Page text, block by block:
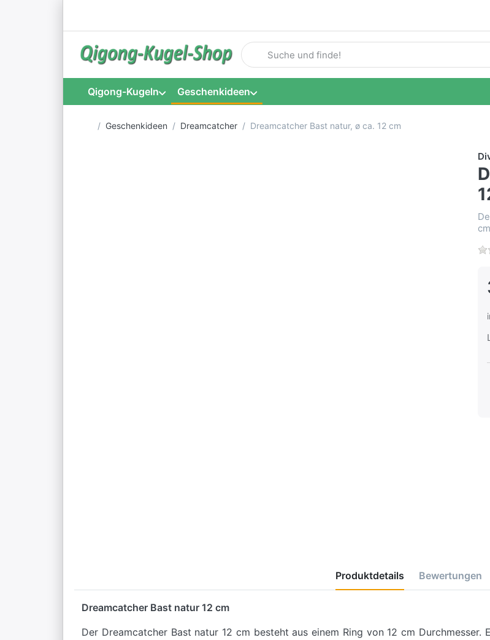
Geben Sie einen Suchbegriff ein. Während Sie tippen,
Qigong-Kugeln Geschenkideen
Startseite
Geschenkideen Dreamcatcher Dreamcatcher Bast natur, ø ca. 12 cm
Produktdetails Bewertungen
Dreamcatcher Bast natur 12 cm
Der Dreamcatcher Bast natur 12 cm besteht aus einem Ring von 12 cm